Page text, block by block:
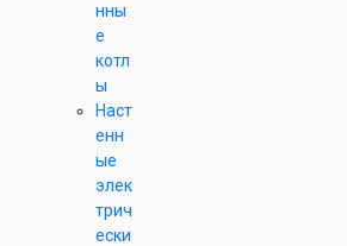
нны
е
котл
ы
Наст
енн
ые
элек
трич
ески